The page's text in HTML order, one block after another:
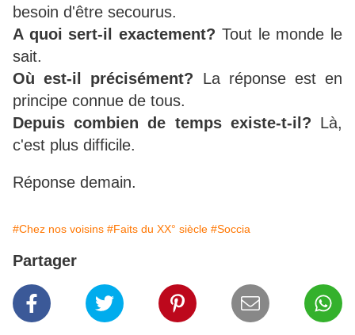
besoin d'être secourus.
A quoi sert-il exactement? Tout le monde le
sait.
Où est-il précisément? La réponse est en
principe connue de tous.
Depuis combien de temps existe-t-il? Là,
c'est plus difficile.
Réponse demain.
#Chez nos voisins #Faits du XX° siècle #Soccia
Partager